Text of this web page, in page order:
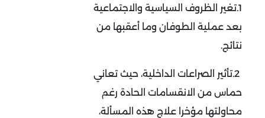
1.تغير الظروف السياسية والاجتماعية
بعد عملية الطوفان وما أعقبها من
نتائج.
2.تأثير الصراعات الداخلية، حيث تعاني
حماس من الانقسامات الحادة رغم
محاولتها مؤخرا علاج هذه المسألة،